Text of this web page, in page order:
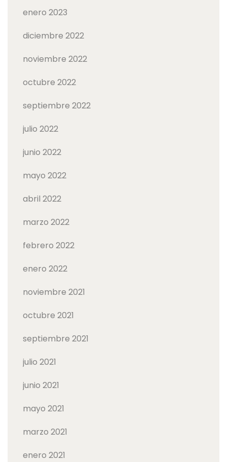
enero 2023
diciembre 2022
noviembre 2022
octubre 2022
septiembre 2022
julio 2022
junio 2022
mayo 2022
abril 2022
marzo 2022
febrero 2022
enero 2022
noviembre 2021
octubre 2021
septiembre 2021
julio 2021
junio 2021
mayo 2021
marzo 2021
enero 2021